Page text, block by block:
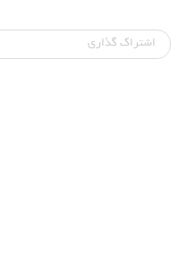
اشتراک‌ گذاری